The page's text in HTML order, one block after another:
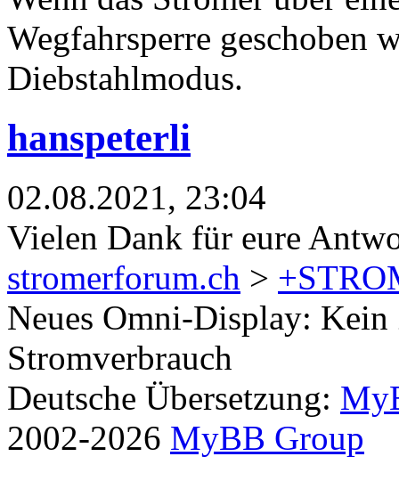
Wegfahrsperre geschoben
Diebstahlmodus.
hanspeterli
02.08.2021, 23:04
Vielen Dank für eure
stromerforum.ch >
Neues Omni-Display:
Stromverbrauch
Deutsche Übersetzung:
2002-2026 MyBB Group